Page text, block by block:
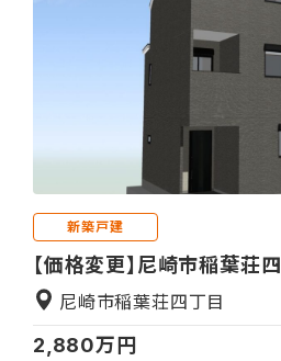
新築戸建
【価格変更】尼崎市稲葉
2,880万円
尼崎市稲葉荘四丁目